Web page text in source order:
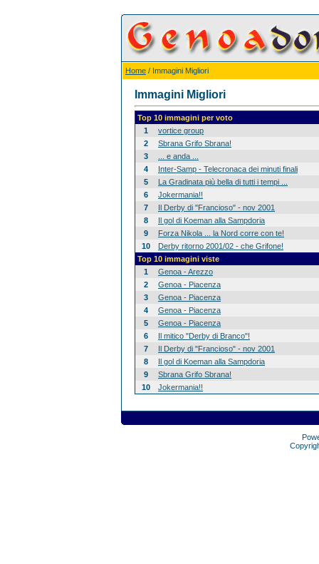
Home / Immagini Migliori
Immagini Migliori
Top 10 immagini per voto
1
vortice group
2
Sbrana Grifo Sbrana!
3
... e anda ...
4
Inter-Samp - Telecronaca dei minuti finali
5
La Gradinata più bella di tutti i tempi ...
6
Jokermania!!
7
Il Derby di "Francioso" - nov 2001
8
Il gol di Koeman alla Sampdoria
9
Forza Nikola ... la Nord corre con te!
10
Derby ritorno 2001/02 - che Grifone!
Top 10 immagini viste
1
Genoa - Arezzo
2
Genoa - Piacenza
3
Genoa - Piacenza
4
Genoa - Piacenza
5
Genoa - Piacenza
6
Il mitico "Derby di Branco"!
7
Il Derby di "Francioso" - nov 2001
8
Il gol di Koeman alla Sampdoria
9
Sbrana Grifo Sbrana!
10
Jokermania!!